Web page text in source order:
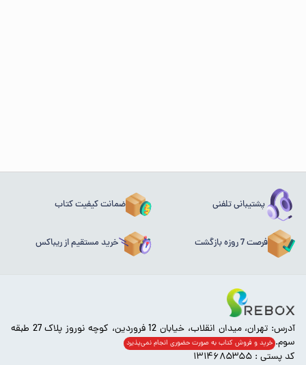
پشتیبانی تلفنی ضمانت کیفیت کتاب
فرصت 7 روزه بازگشت خرید مستقیم از ریباکس
آدرس: تهران، میدان انقلاب، خیابان 12 فروردین، کوچه نوروز پلاک 27 طبقه
سوم. خرید و فروش کتاب به صورت حضوری انجام‌ نمی‌پذیرد
کد پستی : ۱۳۱۴۶۸۵۳۵۵